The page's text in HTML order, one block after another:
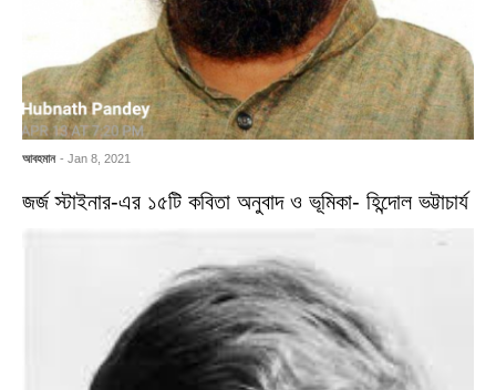
আবহমান - Jan 8, 2021
জর্জ স্টাইনার-এর ১৫টি কবিতা অনুবাদ ও ভূমিকা- হিন্দোল ভট্টাচার্য